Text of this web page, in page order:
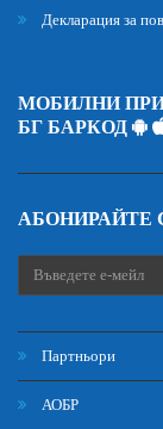
Декларация за
МОБИЛНИ
БГ БАРКОД
АБОНИРАЙТЕ
Партньори
АОБР